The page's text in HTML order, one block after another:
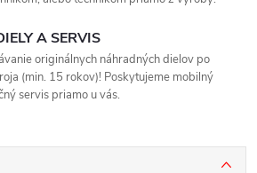
A SERVIS
originálnych náhradných dielov po
(min. 15 rokov)! Poskytujeme mobilný
servis priamo u vás.